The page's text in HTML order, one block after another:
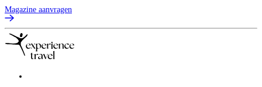
Magazine aanvragen